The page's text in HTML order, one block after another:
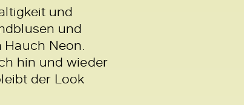
und
und
Neon.
hin und wieder
der Look